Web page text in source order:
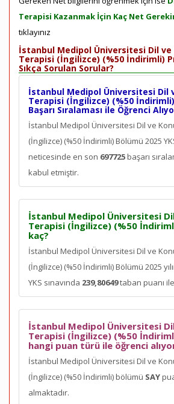
Terapisi Kazanmak İçin Kaç Net
tıklayınız
İstanbul Medipol Üniversitesi Dil ve
Terapisi (İngilizce) (%50 İndirimli)
Sıkça Sorulan Sorular?
İstanbul Medipol Üniversitesi Dil
Terapisi (İngilizce) (%50
Başarı Sıralaması ile Öğrenci
İstanbul Medipol Üniversitesi Dil ve
(İngilizce) (%50 İndirimli) Bölümü 2025
neticesinde en son 697725başarı
kabul etmiştir.
İstanbul Medipol Üniversitesi
Terapisi (İngilizce) (%50
kaç?
İstanbul Medipol Üniversitesi Dil ve
(İngilizce) (%50 İndirimli) Bölümü 2025
YKS sınavında 239,80649taban puanı ile
İstanbul Medipol Üniversitesi
Terapisi (İngilizce) (%50
hangi puan türü ile öğrenci
İstanbul Medipol Üniversitesi Dil ve
(İngilizce) (%50 İndirimli) bölümü SAY
almaktadır.